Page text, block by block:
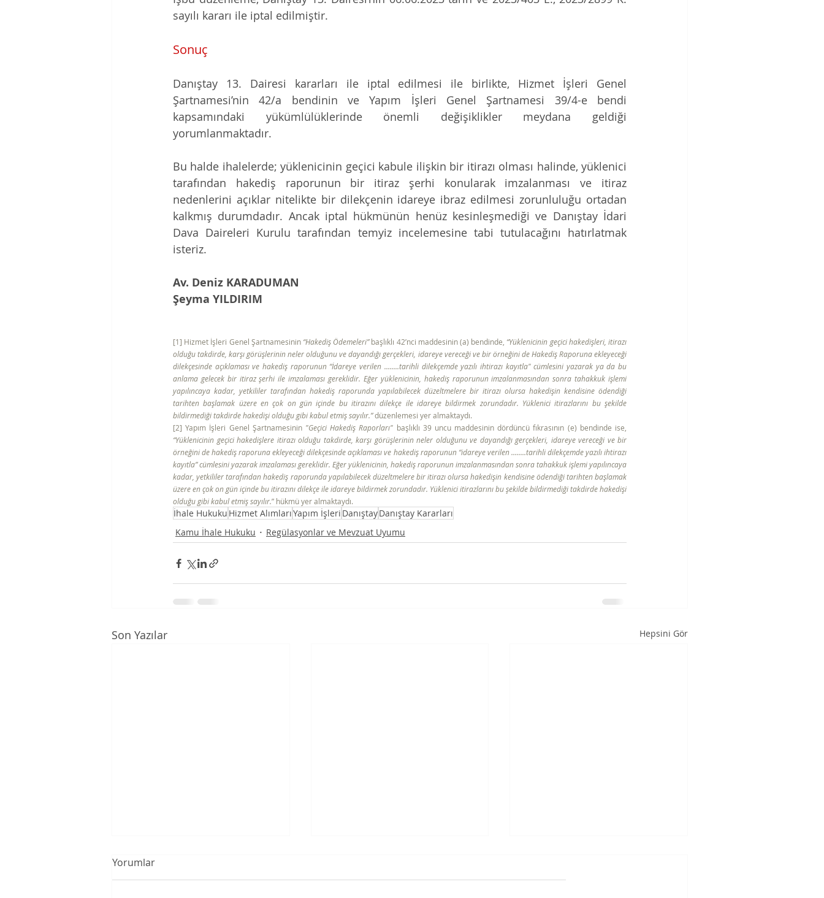
sayılı kararı ile iptal edilmiştir.
Sonuç
Danıştay 13. Dairesi kararları ile iptal edilmesi ile birlikte, Hizmet İşleri Genel
Şartnamesi’nin 42/a bendinin ve Yapım İşleri Genel Şartnamesi 39/4-e bendi
kapsamındaki yükümlülüklerinde önemli değişiklikler meydana geldiği
yorumlanmaktadır.
Bu halde ihalelerde; yüklenicinin geçici kabule ilişkin bir itirazı olması halinde, yüklenici
tarafından hakediş raporunun bir itiraz şerhi konularak imzalanması ve itiraz
nedenlerini açıklar nitelikte bir dilekçenin idareye ibraz edilmesi zorunluluğu ortadan
kalkmış durumdadır. Ancak iptal hükmünün henüz kesinleşmediği ve Danıştay İdari
Dava Daireleri Kurulu tarafından temyiz incelemesine tabi tutulacağını hatırlatmak
isteriz.
Av. Deniz KARADUMAN
Şeyma YILDIRIM
[1] Hizmet İşleri Genel Şartnamesinin “Hakediş Ödemeleri” başlıklı 42’nci maddesinin (a) bendinde, “Yüklenicinin geçici hakedişleri, itirazı
olduğu takdirde, karşı görüşlerinin neler olduğunu ve dayandığı gerçekleri, idareye vereceği ve bir örneğini de Hakediş Raporuna ekleyeceği
dilekçesinde açıklaması ve hakediş raporunun “İdareye verilen ........tarihli dilekçemde yazılı ihtirazı kayıtla" cümlesini yazarak ya da bu
anlama gelecek bir itiraz şerhi ile imzalaması gereklidir. Eğer yüklenicinin, hakediş raporunun imzalanmasından sonra tahakkuk işlemi
yapılıncaya kadar, yetkililer tarafından hakediş raporunda yapılabilecek düzeltmelere bir itirazı olursa hakedişin kendisine ödendiği
tarihten başlamak üzere en çok on gün içinde bu itirazını dilekçe ile idareye bildirmek zorundadır. Yüklenici itirazlarını bu şekilde
bildirmediği takdirde hakedişi olduğu gibi kabul etmiş sayılır.” düzenlemesi yer almaktaydı.
[2] Yapım İşleri Genel Şartnamesinin "Geçici Hakediş Raporları"
“Yüklenicinin geçici hakedişlere itirazı olduğu takdirde, karşı görüşlerinin neler olduğunu ve dayandığı gerçekleri, idareye vereceği ve bir
örneğini de hakediş raporuna ekleyeceği dilekçesinde açıklaması ve hakediş raporunun “idareye verilen ........tarihli dilekçemde yazılı ihtirazı
kayıtla” cümlesini yazarak imzalaması gereklidir. Eğer yüklenicinin, hakediş raporunun imzalanmasından sonra tahakkuk işlemi yapılıncaya
kadar, yetkililer tarafından hakediş raporunda yapılabilecek düzeltmelere bir itirazı olursa hakedişin kendisine ödendiği tarihten başlamak
üzere en çok on gün içinde bu itirazını dilekçe ile idareye bildirmek zorundadır. Yüklenici itirazlarını bu şekilde bildirmediği takdirde hakedişi
olduğu gibi kabul etmiş sayılır.” hükmü yer almaktaydı.
İhale Hukuku Hizmet AlımlarıYapım İşleri DanıştayDanıştay Kararları
Kamu İhale Hukuku
Regülasyonlar ve Mevzuat Uyumu
Son Yazılar Hepsini Gör
Yorumlar